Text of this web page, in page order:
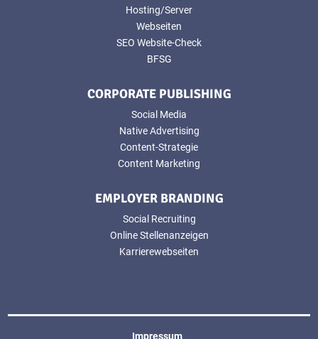
Hosting/Server
Webseiten
SEO Website-Check
BFSG
CORPORATE PUBLISHING
Social Media
Native Advertising
Content-Strategie
Content Marketing
EMPLOYER BRANDING
Social Recruiting
Online Stellenanzeigen
Karrierewebseiten
Impressum